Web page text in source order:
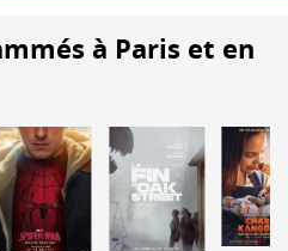
à Paris et en